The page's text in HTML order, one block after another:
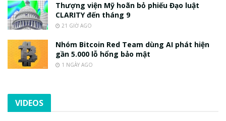
Thượng viện Mỹ hoãn bỏ phiếu Đạo luật
CLARITY đến tháng 9
21 GIỜ AGO
Nhóm Bitcoin Red Team dùng AI phát hiện
gần 5.000 lỗ hổng bảo mật
1 NGÀY AGO
VIDEOS